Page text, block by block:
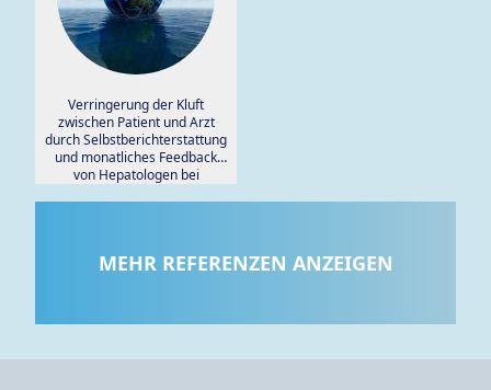
Verringerung der Kluft
zwischen Patient und Arzt
durch Selbstberichterstattung
und monatliches Feedback
von Hepatologen bei
mit einer Journaling-
MEHR REFERENZEN ANZEIGEN